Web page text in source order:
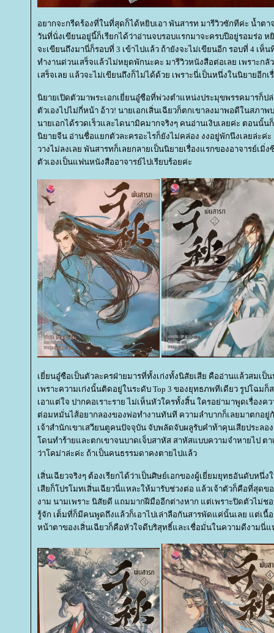
อยากจะกรีดร้องที่ในที่สุดก็ได้หยิบเอา พันสารท มารีวิวซักทีค่ะ น้ำต
วันที่นั่งเขียนอยู่นี้ก็เรียกได้ว่าอ่านจบรอบแรกมาจะครบปีอยู่รอมร่อ ห
จะเขียนถึงมานี่ก็รอบที่ 3 เข้าไปแล้ว ถ้ายังจะไม่เขียนอีก รอบที่ 4 เห็
ทำงานด่วนเสร็จแล้วไม่หยุดพักนะคะ มารีวิวหนังสือต่อเลย เพราะกลั
เสร็จเลย แล้วจะไม่เขียนถึงก็ไม่ได้ด้วย เพราะนี่เป็นหนึ่งในนิยายอีก
นิยายเปิดตัวมาพระเอกเยี่ยนอู๋ซือที่พ่วงตำแหน่งประมุขพรรคมารก็ป
ตัวเองไปไม่กี่หน้า อ้าว! นายเอกเสิ่นเฉียวก็ตกเขาลงมาพอดีในสภาพ
นายเอกได้รวดเร็วและไดนามิคมากจริงๆ คนอ่านเงิบเลยค่ะ ตอนนั้น
นิยายจีน อ่านชื่อแยกตัวละครอะไรก็ยังไม่คล่อง งงอยู่พักนึงเลยล่ะค่
วางไม่ลงเลย พันสารทก็เลยกลายเป็นนิยายเรื่องแรกของอาจารย์เมิ่
ตัวเองเป็นแฟนหนังสืออาจารย์ไปเรียบร้อยค่ะ
เยี่ยนอู๋ซือเป็นตัวละครฝ่ายมารที่ทั้งเก่งทั้งนิสัยเสีย คืออ่านแล้วสมเป็
เพราะความเก่งนั้นติดอยู่ในระดับ Top 3 ของยุทธภพทีเดียว รูปโฉมก็
เอาแต่ใจ ปากคอเราะราย ไม่เห็นหัวใครทั้งสิ้น ใครอย่ามาพูดเรื่องค
ต่อมหมั่นไส้อยากลองของพ่อทำงานทันที ความลำบากก็เลยมาตกอยู่
เจ้าสำนักเขาเสวียนตูคนปัจจุบัน จับพลัดจับผลูรับคำท้าคุนเสียประล
ดนทำร้ายและตกเขาจนบาดเจ็บสาหัส สาหัสแบบความจำหายไป ตา
ว่าโคม่าล่ะค่ะ ถ้าเป็นคนธรรมดาคงตายไปแล้ว
เสิ่นเฉียวจริงๆ ต้องเรียกได้ว่าเป็นศิษย์เอกของผู้เยี่ยมยุทธอันดับหนึ่
เสียก็โปรโมทเสิ่นเฉียวนี่แหละให้มารับช่วงต่อ แล้วเจ้าตัวก็คือที่สุดข
งาม นามเพราะ นิสัยดี แถมมากฝีมืออีกต่างหาก แต่เพราะปิดตัวไม่ช
รู้จัก เต็มที่ก็มีคนพูดถึงแล้วก็เอาไปเล่าลือกันสารพัดแค่นั้นเลย แต่เ
หน้าตาของเสิ่นเฉียวก็คือหัวใจดีบริสุทธิ์และเชื่อมั่นในความดีงามนี่แ